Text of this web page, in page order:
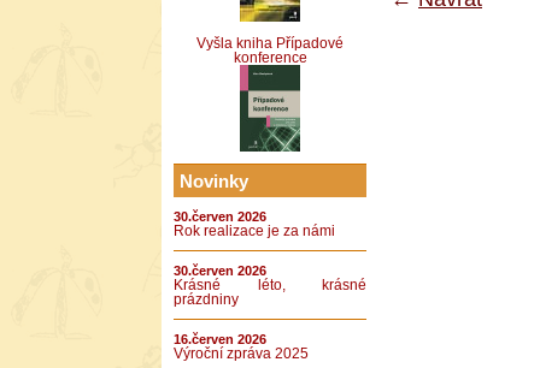
Vyšla kniha Případové
konference
Novinky
30.červen 2026
Rok realizace je za námi
30.červen 2026
Krásné léto, krásné
prázdniny
16.červen 2026
Výroční zpráva 2025